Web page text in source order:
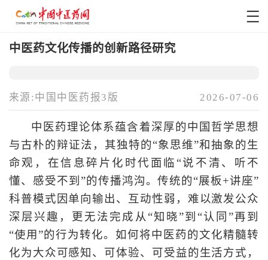
中医药文化传播的创新路径研究
来源:中国中医药报3版 2026-07-06
中医药理论体系蕴含着深厚的中国哲学思想
与古朴的辩证法，其独特的“象思维”和抽象的生
命观，在信息碎片化时代面临“说不清、听不
懂、感受不到”的传播鸿沟。传统的“展板+讲座”
科普模式因单向输出、互动性弱，难以激发公众
深层兴趣，更无法完成从“知晓”到“认同”再到
“使用”的行为转化。如何将中医药的文化精髓转
化为大众可感知、可体验、可受益的生活方式，